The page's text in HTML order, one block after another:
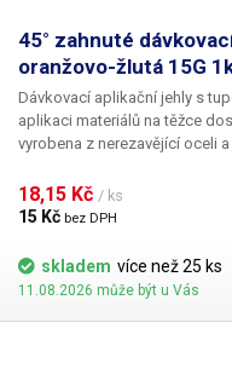
45° zahnuté
oranžovo-žlutá 15G
Dávkovací aplikační jehly s
aplikaci materiálů na těžce
vyrobena z nerezavějící oceli
vybavena zámkovým
uchycení k dávkovacímu
18,15 Kč / ks
15 Kč bez DPH
skladem více než 25 ks
11.08.2026 může být u Vás